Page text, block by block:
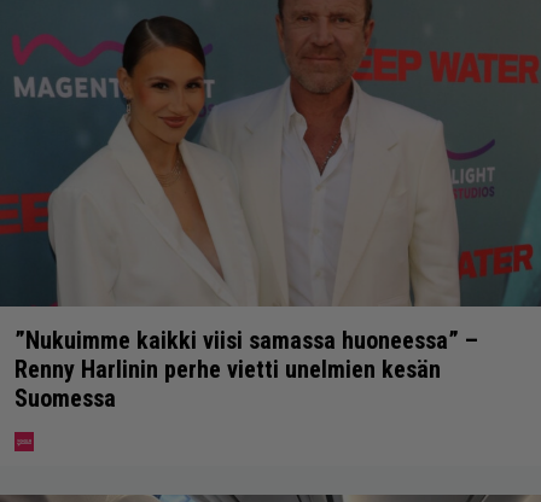
”Nukuimme kaikki viisi samassa huoneessa” –
Renny Harlinin perhe vietti unelmien kesän
Suomessa